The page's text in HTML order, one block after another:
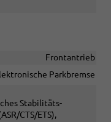
Frontantrieb
Parkbremse
Stabilitäts-
CTS/ETS),